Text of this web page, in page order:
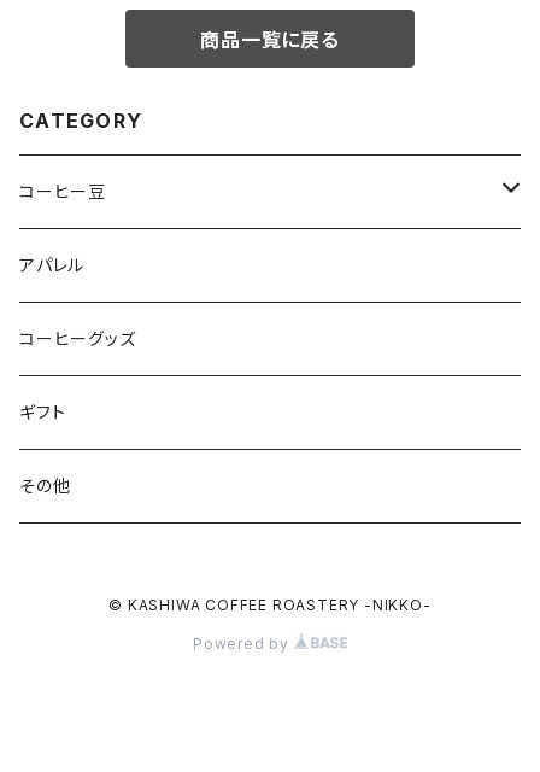
商品一覧に戻る
CATEGORY
コーヒー豆
オリジナルブレンド
シングルオリジン
ドリップバッグ
アパレル
コーヒーグッズ
ギフト
その他
© KASHIWA COFFEE ROASTERY -NIKKO-
Powered by